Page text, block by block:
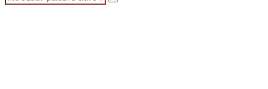
for:
Search